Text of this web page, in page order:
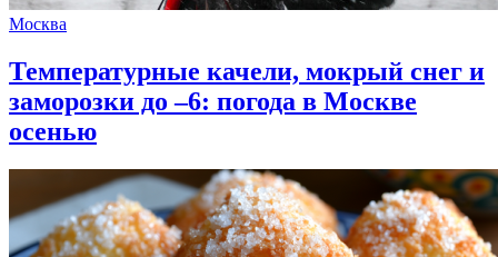
Москва
Температурные качели, мокрый снег и
заморозки до –6: погода в Москве
осенью